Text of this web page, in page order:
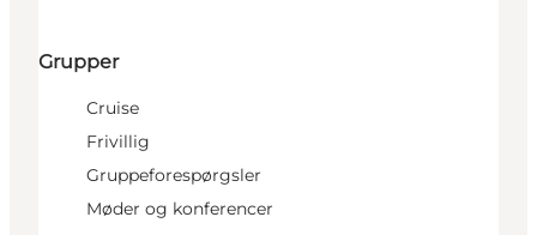
Grupper
Cruise
Frivillig
Gruppeforespørgsler
Møder og konferencer